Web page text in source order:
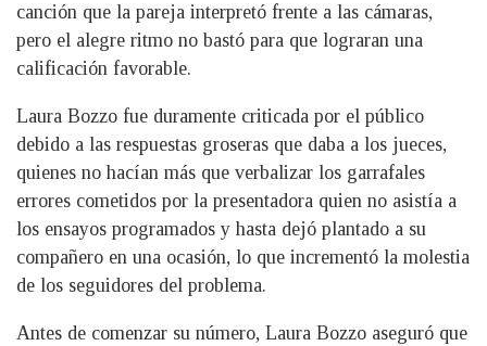
canción que la pareja interpretó frente a las cámaras,
pero el alegre ritmo no bastó para que lograran una
calificación favorable.
Laura Bozzo fue duramente criticada por el público
debido a las respuestas groseras que daba a los jueces,
quienes no hacían más que verbalizar los garrafales
errores cometidos por la presentadora quien no asistía a
los ensayos programados y hasta dejó plantado a su
compañero en una ocasión, lo que incrementó la molestia
de los seguidores del problema.
Antes de comenzar su número, Laura Bozzo aseguró que